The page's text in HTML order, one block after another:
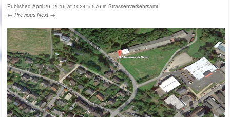
Published April 29, 2016 at 1024 × 576 in Strassenverkehrsamt
← Previous Next →